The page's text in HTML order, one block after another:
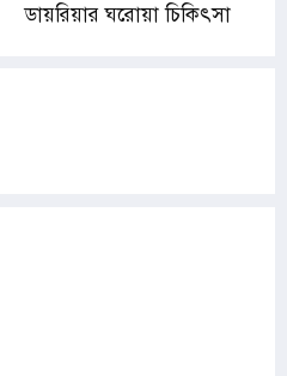
ডায়রিয়ার ঘরোয়া চিকিৎসা